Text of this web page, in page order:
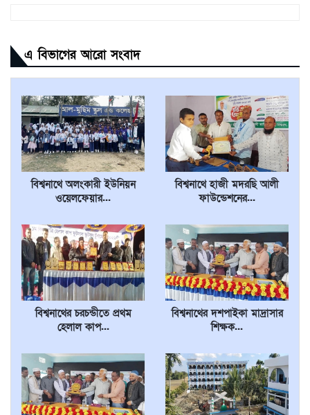
এ বিভাগের আরো সংবাদ
বিশ্বনাথে অলংকারী ইউনিয়ন
ওয়েলফেয়ার...
বিশ্বনাথে হাজী মদরছি আলী
ফাউন্ডেশনের...
বিশ্বনাথের চরচন্ডীতে প্রথম
হেলাল কাপ...
বিশ্বনাথের দশপাইকা মাদ্রাসার
শিক্ষক...